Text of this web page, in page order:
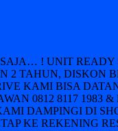
! UNIT
TAHUN, DISKON
KAMI BISA
0812 8117 1983
DAMPINGI DI
KE REKENING